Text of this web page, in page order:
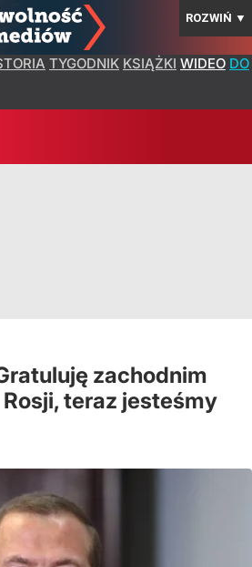
ROZWIŃ ▼
TYGODNIK KSIĄŻKI WIDEO DO
zachodnim
teraz jesteśmy